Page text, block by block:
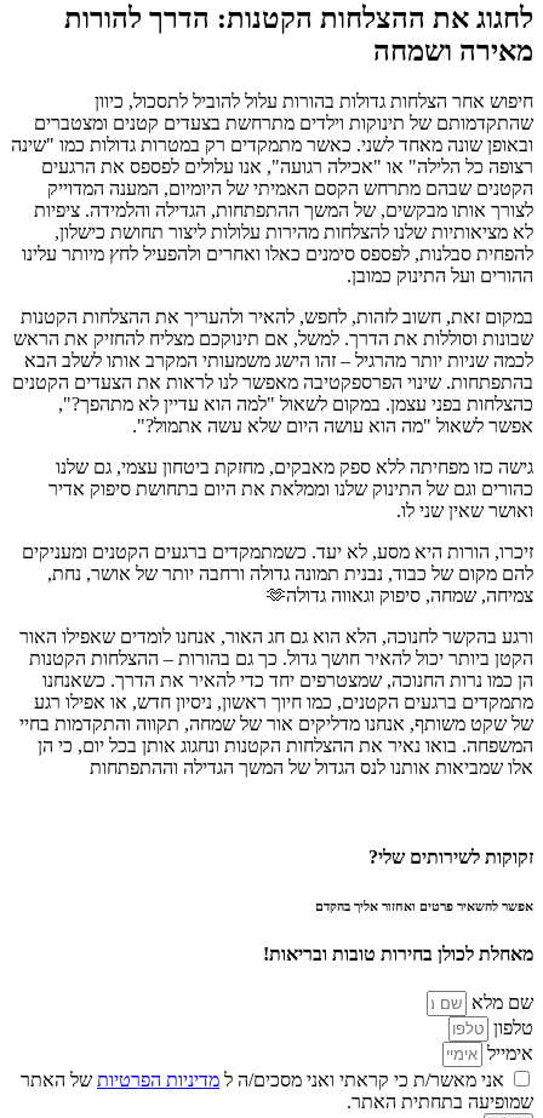
לחגוג את ההצלחות הקטנות: הדרך להורות
מאירה ושמחה
חיפוש אחר הצלחות גדולות בהורות עלול להוביל לתסכול, כיוון
שהתקדמותם של תינוקות וילדים מתרחשת בצעדים קטנים ומצטברים
ובאופן שונה מאחד לשני. כאשר מתמקדים רק במטרות גדולות כמו "שינה
רצופה כל הלילה" או "אכילה רגועה", אנו עלולים לפספס את הרגעים
הקטנים שבהם מתרחש הקסם האמיתי של היומיום, המענה המדוייק
לצורך אותו מבקשים, של המשך ההתפתחות, הגדילה והלמידה. ציפיות
לא מציאותיות שלנו להצלחות מהירות עלולות ליצור תחושת כישלון,
להפחית סבלנות, לפספס סימנים כאלו ואחרים ולהפעיל לחץ מיותר עלינו
ההורים ועל התינוק כמובן.
במקום זאת, חשוב לזהות, לחפש, להאיר ולהעריך את ההצלחות הקטנות
שבונות וסוללות את הדרך. למשל, אם תינוקכם מצליח להחזיק את הראש
לכמה שניות יותר מהרגיל – זהו הישג משמעותי המקרב אותו לשלב הבא
בהתפתחות. שינוי הפרספקטיבה מאפשר לנו לראות את הצעדים הקטנים
כהצלחות בפני עצמן. במקום לשאול "למה הוא עדיין לא מתהפך?",
אפשר לשאול "מה הוא עושה היום שלא עשה אתמול?".
גישה כזו מפחיתה ללא ספק מאבקים, מחזקת ביטחון עצמי, גם שלנו
כהורים וגם של התינוק שלנו וממלאת את היום בתחושת סיפוק אדיר
ואושר שאין שני לו.
זיכרו, הורות היא מסע, לא יעד. כשמתמקדים ברגעים הקטנים ומעניקים
להם מקום של כבוד, נבנית תמונה גדולה ורחבה יותר של אושר, נחת,
צמיחה, שמחה, סיפוק וגאווה גדולה🫶
ורגע בהקשר לחנוכה, הלא הוא גם חג האור, אנחנו לומדים שאפילו האור
הקטן ביותר יכול להאיר חושך גדול. כך גם בהורות – ההצלחות הקטנות
הן כמו נרות החנוכה, שמצטרפים יחד כדי להאיר את הדרך. כשאנחנו
מתמקדים ברגעים הקטנים, כמו חיוך ראשון, ניסיון חדש, או אפילו רגע
של שקט משותף, אנחנו מדליקים אור של שמחה, תקווה והתקדמות בחיי
המשפחה. בואו נאיר את ההצלחות הקטנות ונחגוג אותן בכל יום, כי הן
אלו שמביאות אותנו לנס הגדול של המשך הגדילה וההתפתחות
זקוקות לשירותים שלי?
אפשר להשאיר פרטים ואחזור אליך בהקדם
מאחלת לכולן בחירות טובות ובריאות!
שם מלא
טלפון
אימייל
אני מאשר/ת כי קראתי ואני מסכים/ה ל מדיניות הפרטיות של האתר
שמופיעה בתחתית האתר.